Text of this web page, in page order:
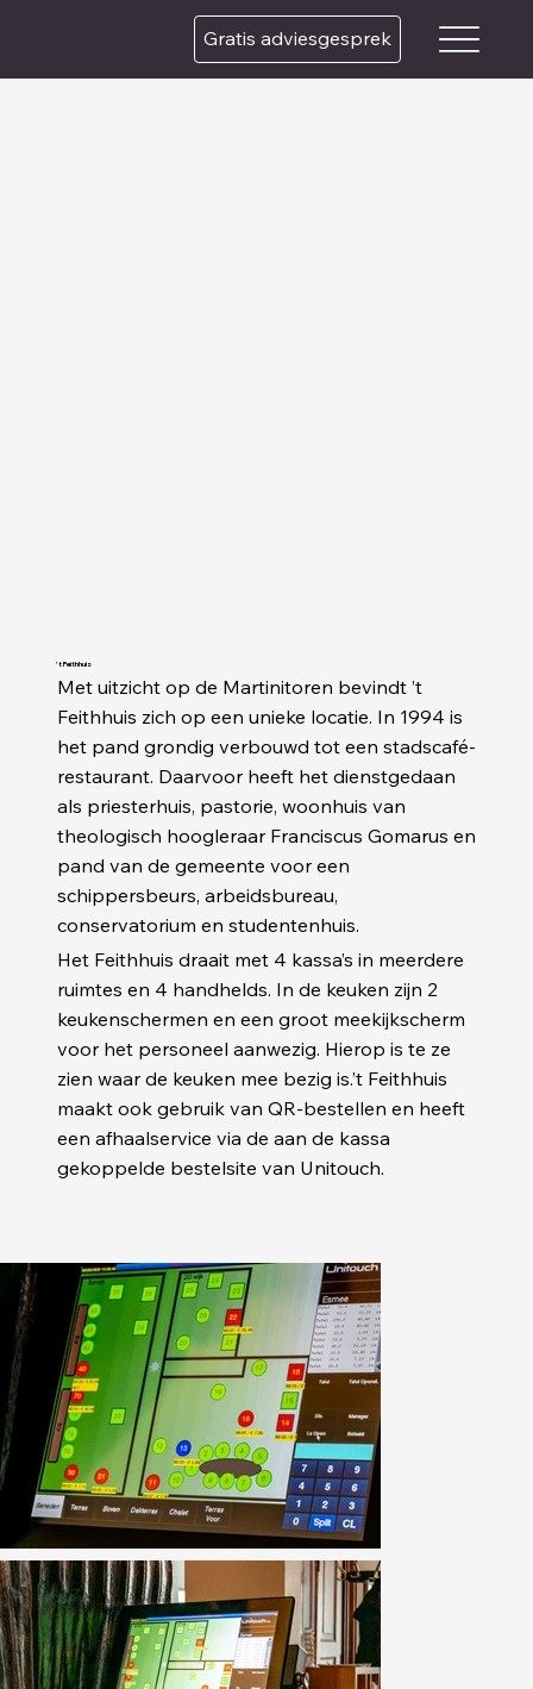
Gratis adviesgesprek
't Feithhuis
Met uitzicht op de Martinitoren bevindt ’t
Feithhuis zich op een unieke locatie. In 1994 is
het pand grondig verbouwd tot een stadscafé-
restaurant. Daarvoor heeft het dienstgedaan
als priesterhuis, pastorie, woonhuis van
theologisch hoogleraar Franciscus Gomarus en
pand van de gemeente voor een
schippersbeurs, arbeidsbureau,
conservatorium en studentenhuis.
Het Feithhuis draait met 4 kassa’s in meerdere
ruimtes en 4 handhelds. In de keuken zijn 2
keukenschermen en een groot meekijkscherm
voor het personeel aanwezig. Hierop is te ze
zien waar de keuken mee bezig is.’t Feithhuis
maakt ook gebruik van QR-bestellen en heeft
een afhaalservice via de aan de kassa
gekoppelde bestelsite van Unitouch.